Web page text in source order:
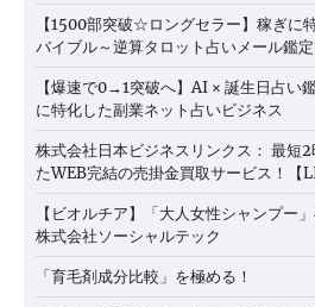
【1500部突破☆ロングセラー】稼ぎに
バイブル～逆算タロット占いメール鑑
【爆速で0→1突破へ】AI × 誕生日占い
に特化した副業ネット占いビジネス
株式会社日本ビジネスリンクス： 最短
たWEB完結の売掛金買取サービス！【
【ビオルチア】「大人女性シャンプー
株式会社ソーシャルテック
「育毛剤成分比較」を極める！